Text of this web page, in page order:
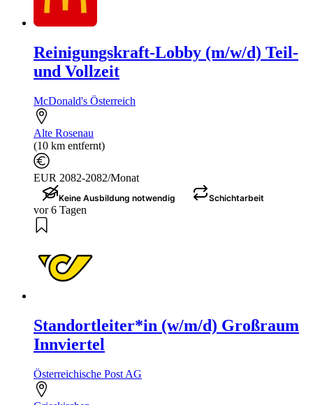
Reinigungskraft-Lobby (m/w/d) Teil-
und Vollzeit
McDonald's Österreich
Alte Rosenau
(10 km entfernt)
EUR 2082-2082/Monat
Keine Ausbildung notwendig Schichtarbeit
vor 6 Tagen
Standortleiter*in (w/m/d) Großraum
Innviertel
Österreichische Post AG